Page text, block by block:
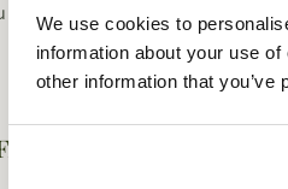
We use cookies to
information about your use
other information that
motif camouflage Mossy Oak